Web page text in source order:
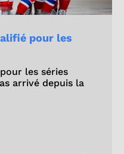
pour les
les séries
arrivé depuis la